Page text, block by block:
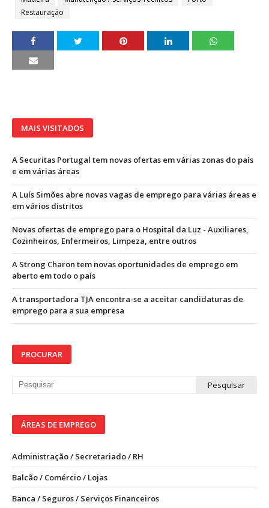
Restauração
MAIS VISITADOS
A Securitas Portugal tem novas ofertas em várias zonas do país
e em várias áreas
A Luís Simões abre novas vagas de emprego para várias áreas e
em vários distritos
Novas ofertas de emprego para o Hospital da Luz - Auxiliares,
Cozinheiros, Enfermeiros, Limpeza, entre outros
A Strong Charon tem novas oportunidades de emprego em
aberto em todo o país
A transportadora TJA encontra-se a aceitar candidaturas de
emprego para a sua empresa
PROCURAR
ÁREAS DE EMPREGO
Administração / Secretariado / RH
Balcão / Comércio / Lojas
Banca / Seguros / Serviços Financeiros